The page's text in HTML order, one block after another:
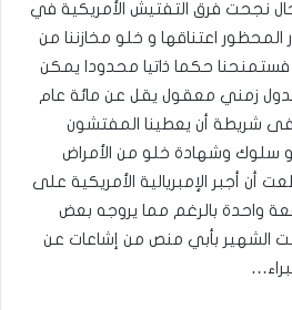
نجحت فرق التفتيش الأمريكية في
المحظور اعتناقها و خلو مخازننا من
فستمنحنا حكما ذاتيا محدودا يمكن
زمني معقول يقل عن مائة عام
شريطة أن يعطينا المفتشون
سلوك وشهادة خلو من الأمراض
أن أجبر الإمبريالية الأمريكية على
واحدة بالرغم مما يروجه بعض
الشهير بأبي منص من إشاعات عن